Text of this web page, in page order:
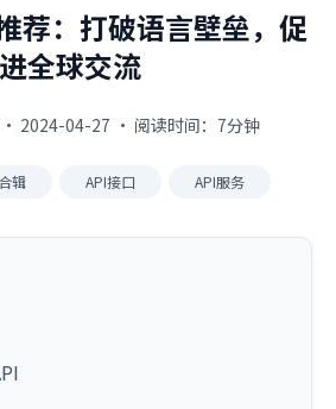
荐：打破语言壁垒，促
进全球交流
· 2024-04-27 · 阅读时间：7分钟
辑 API接口 API服务